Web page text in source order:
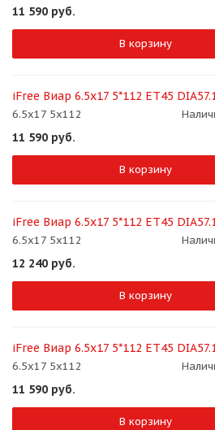
11 590 руб.
В корзину
iFree Виар 6.5x17 5*112 ET45
6.5x17 5x112
11 590 руб.
В корзину
iFree Виар 6.5x17 5*112 ET45
6.5x17 5x112
12 240 руб.
В корзину
iFree Виар 6.5x17 5*112 ET45
6.5x17 5x112
11 590 руб.
В корзину